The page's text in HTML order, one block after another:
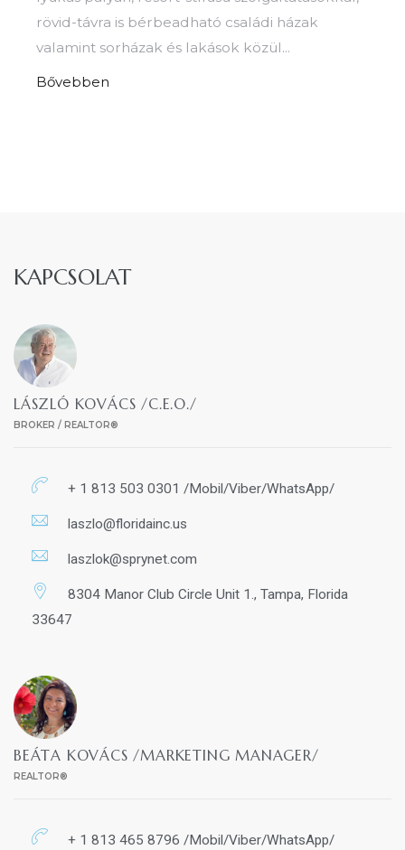
rövid-távra is bérbeadható családi házak
valamint sorházak és lakások közül...
Bővebben
KAPCSOLAT
LÁSZLÓ KOVÁCS /C.E.O./
BROKER / REALTOR®
+ 1 813 503 0301 /Mobil/Viber/WhatsApp/
laszlo@floridainc.us
laszlok@sprynet.com
8304 Manor Club Circle Unit 1., Tampa, Florida
33647
BEÁTA KOVÁCS /MARKETING MANAGER/
REALTOR®
+ 1 813 465 8796 /Mobil/Viber/WhatsApp/